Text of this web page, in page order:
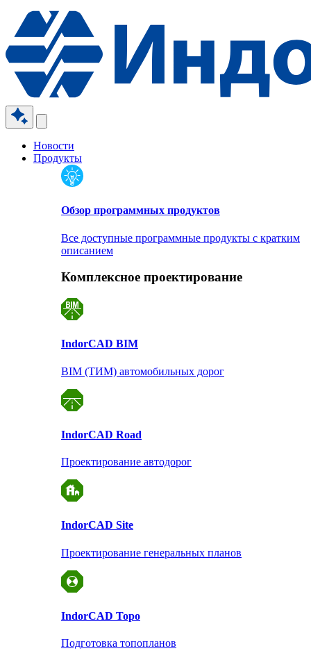
Новости
Продукты
Обзор программных продуктов
Все доступные программные продукты с кратким
описанием
Комплексное проектирование
IndorCAD BIM
BIM (ТИМ) автомобильных дорог
IndorCAD Road
Проектирование автодорог
IndorCAD Site
Проектирование генеральных планов
IndorCAD Topo
Подготовка топопланов